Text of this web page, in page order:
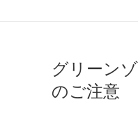
グリーン
のご注意